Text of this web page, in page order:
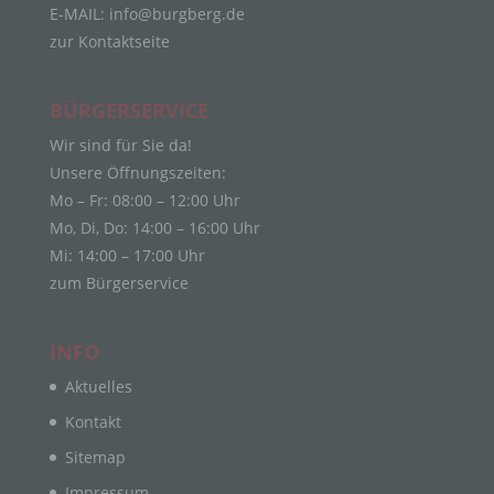
E-MAIL: info@burgberg.de
zur Kontaktseite
BÜRGERSERVICE
Wir sind für Sie da!
Unsere Öffnungszeiten:
Mo – Fr: 08:00 – 12:00 Uhr
Mo, Di, Do: 14:00 – 16:00 Uhr
Mi: 14:00 – 17:00 Uhr
zum Bürgerservice
INFO
Aktuelles
Kontakt
Sitemap
Bereitstellung, den Abgleich oder die Verknüpfung,
die Einschränkung, das Löschen oder die
gespeicherter personenbezogener Daten mit dem
Ziel, ihre künftige Verarbeitung einzuschränken.
e) Profiling
Profiling ist jede Art der automatisierten
besteht, dass diese personenbezogenen Daten
beziehen, zu bewerten, insbesondere, um Aspekte
bezüglich Arbeitsleistung, wirtschaftlicher Lage,
Zuverlässigkeit, Verhalten, Aufenthaltsort oder
Ortswechsel dieser natürlichen Person zu
analysieren oder vorherzusagen.